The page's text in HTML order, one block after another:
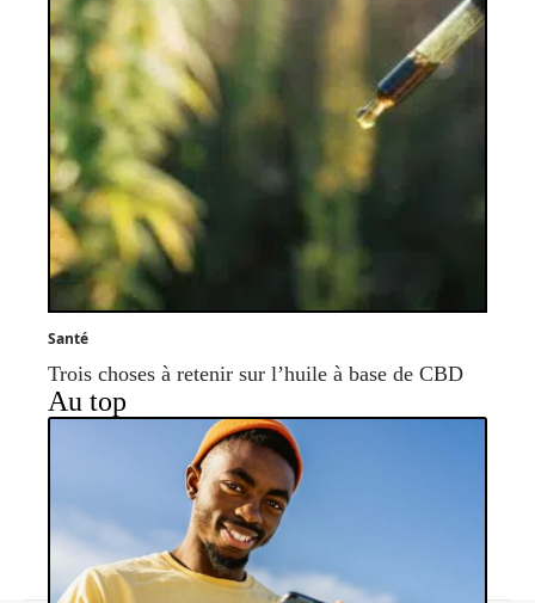
Santé
Trois choses à retenir sur l’huile à base de CBD
Au top